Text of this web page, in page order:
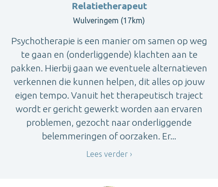
Relatietherapeut
Wulveringem (17km)
Psychotherapie is een manier om samen op weg
te gaan en (onderliggende) klachten aan te
pakken. Hierbij gaan we eventuele alternatieven
verkennen die kunnen helpen, dit alles op jouw
eigen tempo. Vanuit het therapeutisch traject
wordt er gericht gewerkt worden aan ervaren
problemen, gezocht naar onderliggende
belemmeringen of oorzaken. Er...
Lees verder